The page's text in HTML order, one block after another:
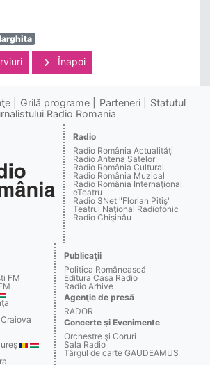
Înapoi
Grilă programe Parteneri
Statutul
Radio Romania
Radio
Radio România Actualităţi
Radio Antena Satelor
Radio România Cultural
Radio România Muzical
Radio România Internaţional
eTeatru
Radio 3Net "Florian Pitiş"
Teatrul Naţional Radiofonic
Radio Chişinău
FM
Publicaţii
Politica Românească
Editura Casa Radio
Radio Arhive
Agenţie de presă
RADOR
Concerte şi Evenimente
Orchestre şi Coruri
Sala Radio
Târgul de carte GAUDEAMUS